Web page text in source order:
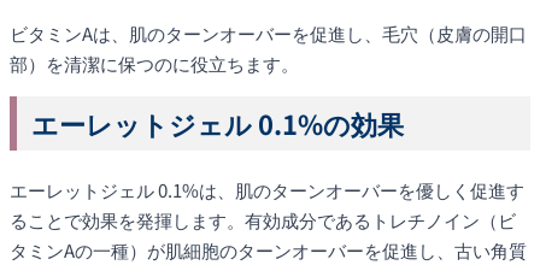
ビタミンAは、肌のターンオーバーを促進し、毛穴（皮膚の開口
部）を清潔に保つのに役立ちます。
エーレットジェル 0.1%の効果
エーレットジェル 0.1%は、肌のターンオーバーを優しく促進す
ることで効果を発揮します。有効成分であるトレチノイン（ビ
タミンAの一種）が肌細胞のターンオーバーを促進し、古い角質